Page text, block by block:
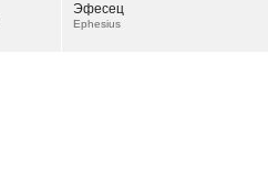
Эфесец
Ephesius